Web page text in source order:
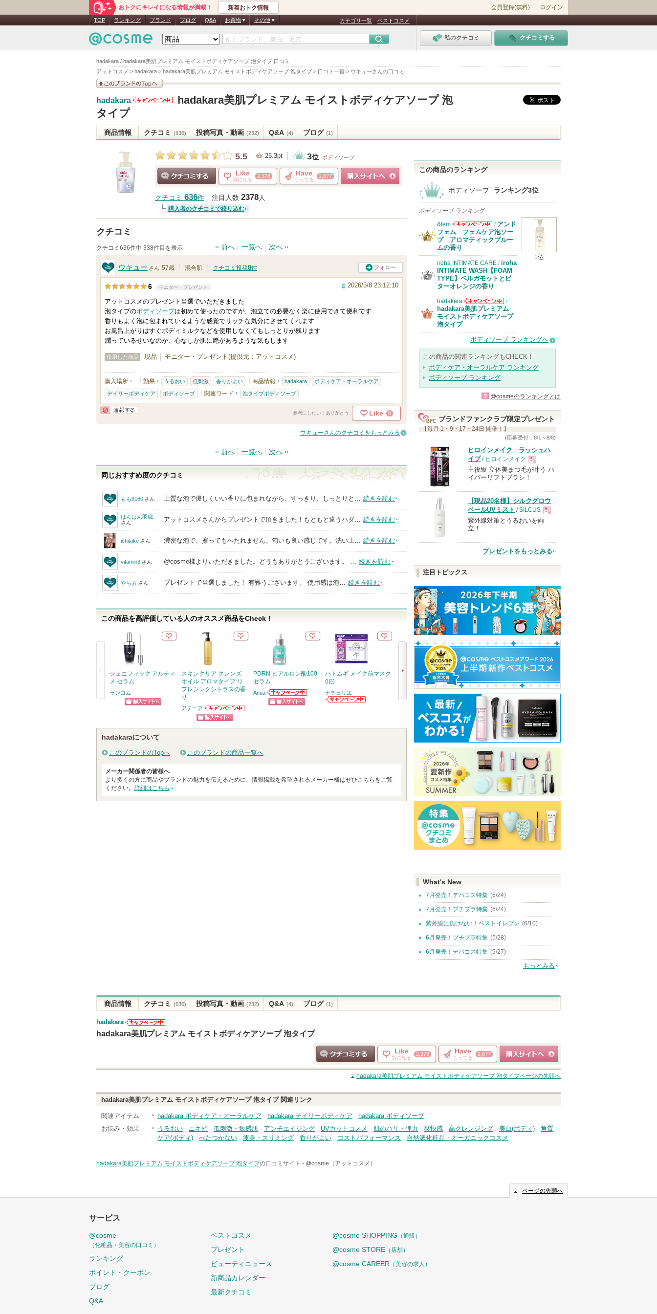
hadakara / hadakara美肌プレミアム モイストボディケアソープ 泡タイプ 口コミ
アットコスメ > hadakara > hadakara美肌プレミアム モイストボディケアソープ 泡タイプ> 口コミ一覧 > ウキューさんの口コミ
おトクにキレイになる情報が満載！ 新着おトク情報 会員登録(無料) ログイン
TOP ランキング ブランド ブログ Q&A お買物 その他 カテゴリ一覧 ベストコスメ
私のクチコミ クチコミする
見る
hadakara
らせがあり
ます
hadakara美肌プレミアム モイストボディケアソープ 泡
タイプ
商品情報 クチコミ (636) 投稿写真・動画 (232) Q&A (4) ブログ (1)
5.5 25.3pt 3位 ボディソープ
Like
気になる
2,378 Have
もってる
2,677
クチコミ 636件 注目人数 2378人
購入者のクチコミで絞り込む
クチコミ
クチコミ636件中 338件目を表示 前へ 一覧へ 次へ
ウキュー さん 57歳 混合肌 クチコミ投稿8件 フォロー
6 モニター・プレゼント 2026/5/8 23:12:10
アットコスメのプレゼント当選でいただきました
泡タイプのボディソープは初めて使ったのですが、泡立ての必要なく楽に使用できて便利です
香りもよく泡に包まれているような感覚でリッチな気分にさせてくれます
お風呂上がりはすぐボディミルクなどを使用しなくてもしっとりが残ります
潤っているせいなのか、心なしか肌に艶があるような気もします
使用した商品 現品 モニター・プレゼント(提供元：アットコスメ)
購入場所 - 効果 うるおい 低刺激 香りがよい 商品情報 hadakara ボディケア・オーラルケア
デイリーボディケア ボディソープ 関連ワード 泡タイプボディソープ
参考にしたい！ありがとう Like 0
ウキューさんのクチコミをもっとみる
前へ 一覧へ 次へ
同じおすすめ度のクチコミ
もも9160 さん 上質な泡で優しくいい香りに包まれながら、すっきり、しっとりと… 続きを読む
はんはん羽織
さん
アットコスメさんからプレゼントで頂きました！もともと違うハダ… 続きを読む
ichitake さん 濃密な泡で、擦ってもへたれません。匂いも良い感じです。洗い上… 続きを読む
vitamin3 さん @cosme様よりいただきました。どうもありがとうございます。 … 続きを読む
やちお さん プレゼントで当選しました！ 有難うございます。 使用感は泡… 続きを読む
この商品を高評価している人のオススメ商品をCheck！
ジェニフィック アルティ
メ セラム
ランコム
スキンクリア クレンズ
オイル アロマタイプ リ
フレシングシトラスの香
り
アテニア
アテニアからの
お知らせがあり
ます
ショッピン
PDRN ヒアルロン酸100
セラム
Anua
Anuaからのお知
らせがあります
ハトムギ メイク前マスク
(旧)
ナチュリエ
ディオール カプチュール
ル セラム
ディオール
ディオールから
のお知らせがあ
ショッピン
グサイトへ
カラーリングアイブロウ
EX
ヘビーローテーション
ヘビーローテー
ションからのお
知らせがありま
す
ショッピン
グサイトへ
エッセンスイン クレンジ
ングフォーム
d プログラム
d プログラムか
らのお知らせが
あります
hadakaraについて
このブランドのTopへ このブランドの商品一覧へ
メーカー関係者の皆様へ
より多くの方に商品やブランドの魅力を伝えるために、情報掲載を希望されるメーカー様はぜひこちらをご覧
ください。 詳細はこちら
この商品のランキング
ボディソープ ランキング3位
ボディソープ ランキング
1位
&fem
&femからのお
知らせがありま
す
/ アンド
フェム フェムケア泡ソー
プ アロマティックブルー
ムの香り
iroha INTIMATE CARE / iroha
INTIMATE WASH【FOAM
TYPE】ベルガモットとビ
ターオレンジの香り
hadakara
hadakaraから
のお知らせがあ
/
hadakara美肌プレミアム
モイストボディケアソープ
泡タイプ
ボディソープ ランキングへ
この商品の関連ランキングもCHECK！
ボディケア・オーラルケア ランキング
ボディソープ ランキング
? @cosmeのランキングとは
ブランドファンクラブ限定プレゼント
【毎月 1・9・17・24日 開催！】
(応募受付：8/1～8/8)
ヒロインメイク ラッシュハ
イプ/ ヒロインメイク
現
品
主役級 立体美まつ毛が叶う ハ
イパーリフトブラシ！
【現品20名様】シルクグロウ
ベールUVミスト / SILCUS
現
品
紫外線対策とうるおいを両
立！
プレゼントをもっとみる
注目トピックス
What's New
7月発売！デパコス特集 (6/24)
7月発売！プチプラ特集 (6/24)
紫外線に負けない！ベストイレブン (6/10)
6月発売！プチプラ特集 (5/28)
6月発売！デパコス特集 (5/27)
もっとみる
商品情報 クチコミ (636) 投稿写真・動画 (232) Q&A (4) ブログ (1)
hadakara
hadakaraから
hadakara美肌プレミアム モイストボディケアソープ 泡タイプ
クチコミする
Like
気になる
2,378 Have
もってる
2,677
ショッピングサイト
へ
hadakara美肌プレミアム モイストボディケアソープ 泡タイプページの先頭へ
hadakara美肌プレミアム モイストボディケアソープ 泡タイプ関連リンク
関連アイテム hadakara ボディケア・オーラルケア hadakara デイリーボディケア
hadakara ボディソープ
お悩み・効果
うるおい ニキビ 低刺激・敏感肌 アンチエイジング UVカットコスメ 肌のハリ・弾力 爽快感 高クレンジング 美白(ボディ)
角質
ケア(ボディ)
べたつかない 痩身・スリミング 香りがよい コストパフォーマンス 自然派化粧品・オーガニックコスメ
hadakara美肌プレミアム モイストボディケアソープ 泡タイプの口コミサイト - @cosme（アットコスメ）
ページの先頭へ
サービス
@cosme
（化粧品・美容の口コミ）
ランキング
ポイント・クーポン
ブログ
Q&A
ベストコスメ
プレゼント
ビューティニュース
新商品カレンダー
最新クチコミ
@cosme SHOPPING （通販）
@cosme STORE （店舗）
@cosme CAREER （美容の求人）